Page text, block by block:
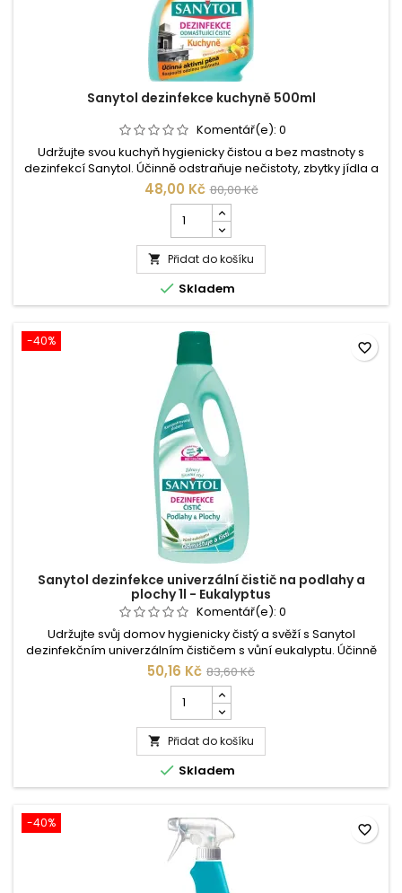
Sanytol dezinfekce kuchyně 500ml
Komentář(e): 0
Udržujte svou kuchyň hygienicky čistou a bez mastnoty s
dezinfekcí Sanytol. Účinně odstraňuje nečistoty, zbytky jídla a
mastnotu a zároveň ničí 99,9 % bakterií, plísní a virů. Bez
chlóru, s příjemnou citrusovou vůní. Ideální pro pracovní
desky, dřezy, sporáky a další kuchyňské povrchy. Objednejte
si Sanytol online a užívejte si čistotu a svěžest.
48,00 Kč 80,00 Kč
kusů
produktu
Sanytol
dezinfekce
kuchyně
500ml
 Přidat do košíku
 Skladem
-40%
Sanytol dezinfekce univerzální čistič na podlahy a
plochy 1l - Eukalyptus
Komentář(e): 0
Udržujte svůj domov hygienicky čistý a svěží s Sanytol
dezinfekčním univerzálním čističem s vůní eukalyptu. Účinně
odstraňuje nečistoty, mastnotu a ničí 99,9 % bakterií, plísní a
virů. Vhodný na podlahy i omyvatelné povrchy. Bez chlóru a s
příjemnou vůní eukalyptu. Ekonomické 1l balení. Objednejte si
Sanytol online ještě dnes!
50,16 Kč 83,60 Kč
kusů
produktu
Sanytol
dezinfekce
univerzální
čistič
podlahy
a
plochy
 Přidat do košíku
 Skladem
favorite_border
-40% favorite_border